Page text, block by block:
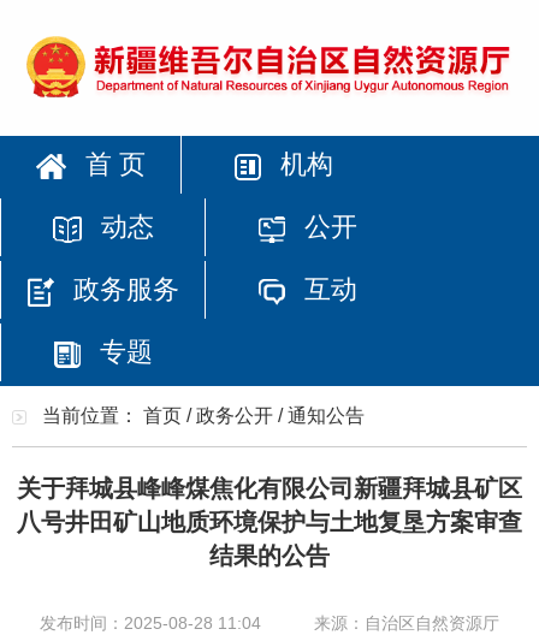
首 页 机构
动态 公开
政务服务 互动
专题
当前位置： 首页 /政务公开 /通知公告
关于拜城县峰峰煤焦化有限公司新疆拜城县矿区
八号井田矿山地质环境保护与土地复垦方案审查
结果的公告
发布时间：2025-08-28 11:04
来源：自治区自然资源厅